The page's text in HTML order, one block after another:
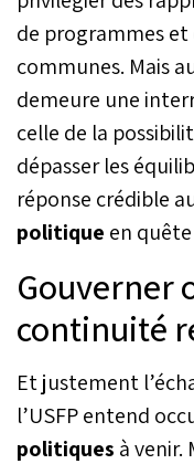
de programmes et
communes. Mais
demeure une
celle de la
dépasser les
réponse crédible
politique en
Gouverner
continuité
Et justement
l’USFP entend
politiques à venir.